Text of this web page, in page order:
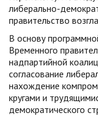
либерально-
правительство
В основу
Временного
надпартийной
согласование
нахождение
кругами и
демократического